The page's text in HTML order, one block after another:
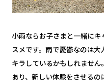
小雨ならお子さまと一緒に
スメです。雨で憂鬱なのは
キラしているかもしれませ
あり、新しい体験をさせるの